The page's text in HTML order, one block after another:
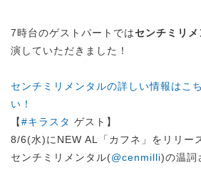
7時台のゲストパートではセンチミリ
演していただきました！
センチミリメンタルの詳しい情報はこ
い！
【#キラスタ ゲスト】
8/6(水)にNEW AL「カフネ」をリリー
センチミリメンタル(@cenmilli)の温詞